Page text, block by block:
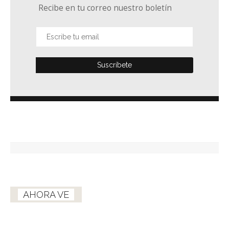
Recibe en tu correo nuestro boletín
AHORA VE